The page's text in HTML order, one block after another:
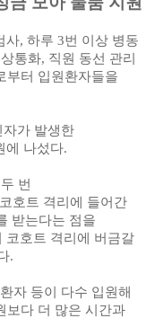
사, 하루 3번 이상 병동
통화, 직원 동선 관리
부터 입원환자들을
자가 발생한
에 나섰다.
번
코호트 격리에 들어간
받는다는 점을
코호트 격리에 버금갈
.
자 등이 다수 입원해
보다 더 많은 시간과